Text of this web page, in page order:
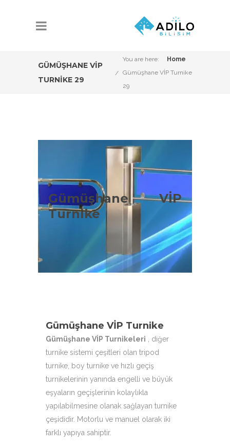
GÜMÜŞHANE VİP
TURNIKE 29
You are here:
Home
Gümüşhane VİP Turnike
29
Gümüşhane VİP
Turnike
Gümüşhane VİP
Turnike Çeşitleri
Gümüşhane VİP Sistemleri konusunda
Adilo Bilişim olarak aşağıdaki ürün
çeşitleri ile hizmetinizdeyiz.
Gümüşhane VİP Turnike
Gümüşhane VİP Turnikeleri , diğer
turnike sistemi çeşitleri olan tripod
turnike, boy turnike ve hızlı geçiş
turnikelerinin yanında engelli ve büyük
eşyaların geçişlerinin kolaylıkla
yapılabilmesine olanak sağlayan turnike
çeşididir. Motorlu ve manuel olarak iki
farklı yapıya sahiptir.